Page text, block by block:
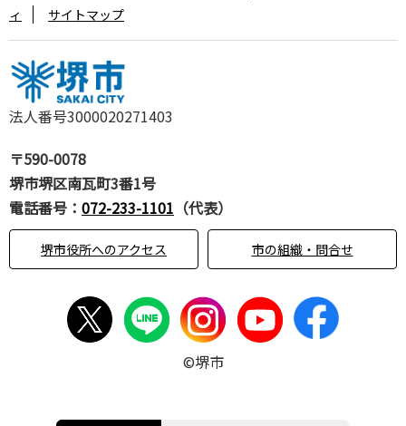
法人番号3000020271403
〒590-0078
堺市堺区南瓦町3番1号
電話番号： 072-233-1101 （代表）
堺市役所へのアクセス 市の組織・問合せ
ィ
サイトマップ
©堺市